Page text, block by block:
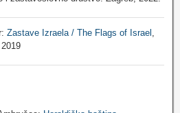
Zastave Izraela / The Flags of Israel